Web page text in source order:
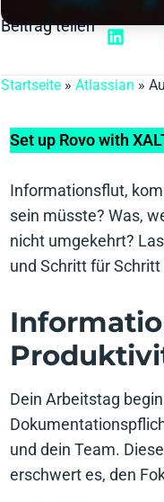
Beitrag teilen
Startseite » Atlassian »
Set up Rovo with
Informationsflut,
sein müsste? Was,
nicht umgekehrt?
und Schritt für
Dein Arbeitstag
und dein Team. Diese
erschwert es, den